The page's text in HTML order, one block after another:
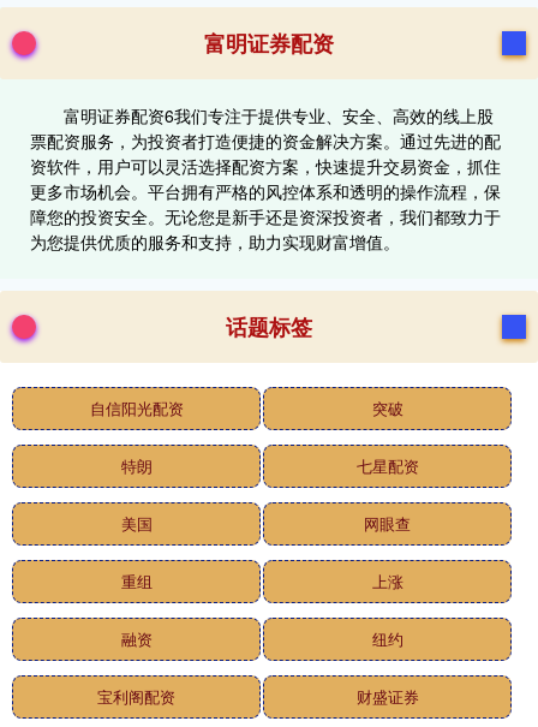
富明证券配资
富明证券配资6我们专注于提供专业、安全、高效的线上股
票配资服务，为投资者打造便捷的资金解决方案。通过先进的配
资软件，用户可以灵活选择配资方案，快速提升交易资金，抓住
更多市场机会。平台拥有严格的风控体系和透明的操作流程，保
障您的投资安全。无论您是新手还是资深投资者，我们都致力于
为您提供优质的服务和支持，助力实现财富增值。
话题标签
自信阳光配资 突破
特朗 七星配资
美国 网眼查
重组 上涨
融资 纽约
宝利阁配资 财盛证券